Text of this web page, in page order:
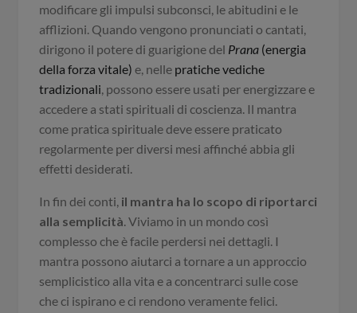
modificare gli impulsi subconsci, le abitudini e le
afflizioni. Quando vengono pronunciati o cantati,
dirigono il potere di guarigione del Prana(energia
della forza vitale) e, nelle pratiche vediche
tradizionali, possono essere usati per energizzare e
accedere a stati spirituali di coscienza. Il mantra
come pratica spirituale deve essere praticato
regolarmente per diversi mesi affinché abbia gli
effetti desiderati.
In fin dei conti, il mantra ha lo scopo di riportarci
alla semplicità. Viviamo in un mondo così
complesso che è facile perdersi nei dettagli. I
mantra possono aiutarci a tornare a un approccio
semplicistico alla vita e a concentrarci sulle cose
che ci ispirano e ci rendono veramente felici.